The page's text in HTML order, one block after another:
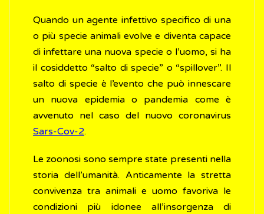
Quando un agente infettivo specifico di una
o più specie animali evolve e diventa capace
di infettare una nuova specie o l’uomo, si ha
il cosiddetto “salto di specie” o “spillover”. Il
salto di specie è l’evento che può innescare
un nuova epidemia o pandemia come è
avvenuto nel caso del nuovo coronavirus
Sars-Cov-2.
Le zoonosi sono sempre state presenti nella
storia dell’umanità. Anticamente la stretta
convivenza tra animali e uomo favoriva le
condizioni più idonee all’insorgenza di